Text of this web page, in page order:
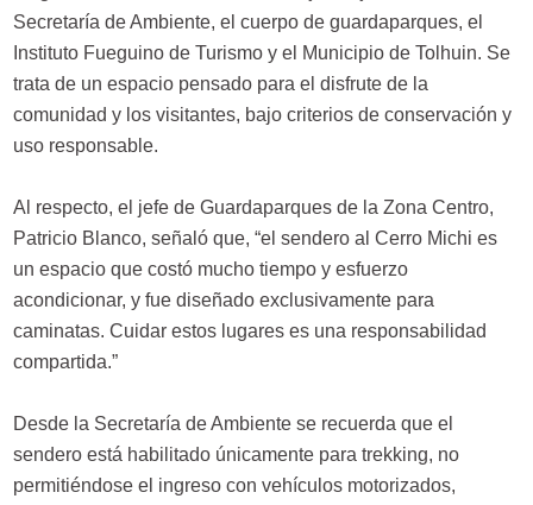
Secretaría de Ambiente, el cuerpo de guardaparques, el
Instituto Fueguino de Turismo y el Municipio de Tolhuin. Se
trata de un espacio pensado para el disfrute de la
comunidad y los visitantes, bajo criterios de conservación y
uso responsable.
Al respecto, el jefe de Guardaparques de la Zona Centro,
Patricio Blanco, señaló que, “el sendero al Cerro Michi es
un espacio que costó mucho tiempo y esfuerzo
acondicionar, y fue diseñado exclusivamente para
caminatas. Cuidar estos lugares es una responsabilidad
compartida.”
Desde la Secretaría de Ambiente se recuerda que el
sendero está habilitado únicamente para trekking, no
permitiéndose el ingreso con vehículos motorizados,